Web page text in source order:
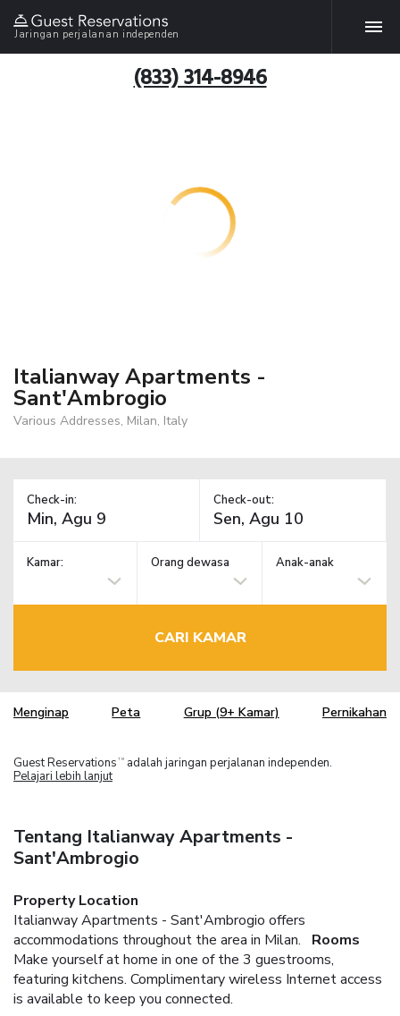
Jaringan perjalanan independen
(833) 314-8946
Italianway Apartments -
Sant'Ambrogio
Various Addresses, Milan, Italy
Check-in: Check-out:
Kamar: Orang dewasa Anak-anak
CARI KAMAR
Menginap Peta Grup (9+ Kamar) Pernikahan
Guest Reservations TM
adalah jaringan perjalanan independen.
Pelajari lebih lanjut
Tentang Italianway Apartments -
Sant'Ambrogio
Property Location
Italianway Apartments - Sant'Ambrogio offers
accommodations throughout the area in Milan.
Rooms
Make yourself at home in one of the 3 guestrooms,
featuring kitchens. Complimentary wireless Internet access
is available to keep you connected.